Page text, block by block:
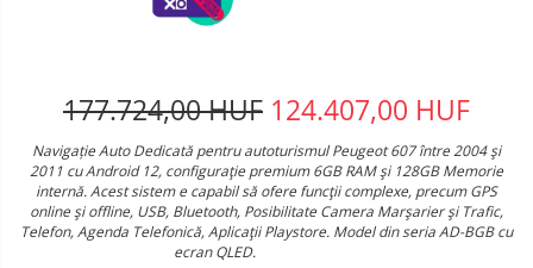
177.724,00 HUF 124.407,00 HUF
Navigație Auto Dedicată pentru autoturismul Peugeot 607 între 2004 şi
2011 cu Android 12, configuraţie premium 6GB RAM şi 128GB Memorie
internă. Acest sistem e capabil să ofere funcţii complexe, precum GPS
online şi offline, USB, Bluetooth, Posibilitate Camera Marşarier şi Trafic,
Telefon, Agenda Telefonică, Aplicaţii Playstore. Model din seria AD-BGB cu
ecran QLED.